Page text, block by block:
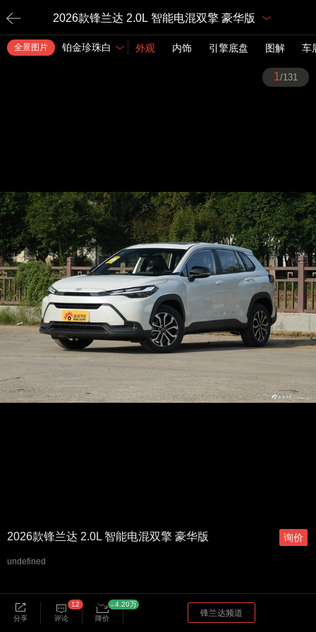
2026款锋兰达 2.0L 智能电混双擎 豪华版
全景图片 铂金珍珠白 外观 内饰 引擎底盘 图解 车
1/131
2026款锋兰达 2.0L 智能电混双擎 豪华版
undefined
12
分享
评论 降价
4.20万
锋兰达频道
询价